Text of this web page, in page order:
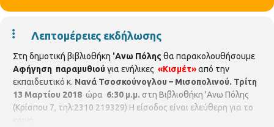
Λεπτομέρειες εκδήλωσης
Στη δημοτική βιβλιοθήκη 'Ανω Πόλης θα παρακολουθήσουμε
Αφήγηση παραμυθιούγια ενήλικες «Κισμέτ»από την
εκπαιδευτικό κ. Νανά Τσοσκούνογλου – Μισοπολινού. Τρίτη
13 Μαρτίου 2018 ώρα 6:30 μ.μ. στη Βιβλιοθήκη 'Ανω Πόλης
(Κρίσπου 7, τηλ:2310 219329) Η είσοδος είναι ελεύθερη για το
κοινό.